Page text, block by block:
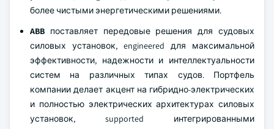
более чистыми энергетическими решениями.
ABB поставляет передовые решения для судовых
силовых установок, engineered для максимальной
эффективности, надежности и интеллектуальности
систем на различных типах судов. Портфель
компании делает акцент на гибридно-электрических
и полностью электрических архитектурах силовых
установок, supported интегрированными